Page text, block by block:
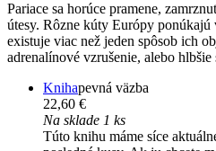
Pariace sa horúce pramene,
útesy. Rôzne kúty Európy ponúkajú
existuje viac než jeden spôsob ich
adrenalínové vzrušenie, alebo
Knihapevná väzba
22,60 €
Na sklade 1 ks
Túto knihu máme síce